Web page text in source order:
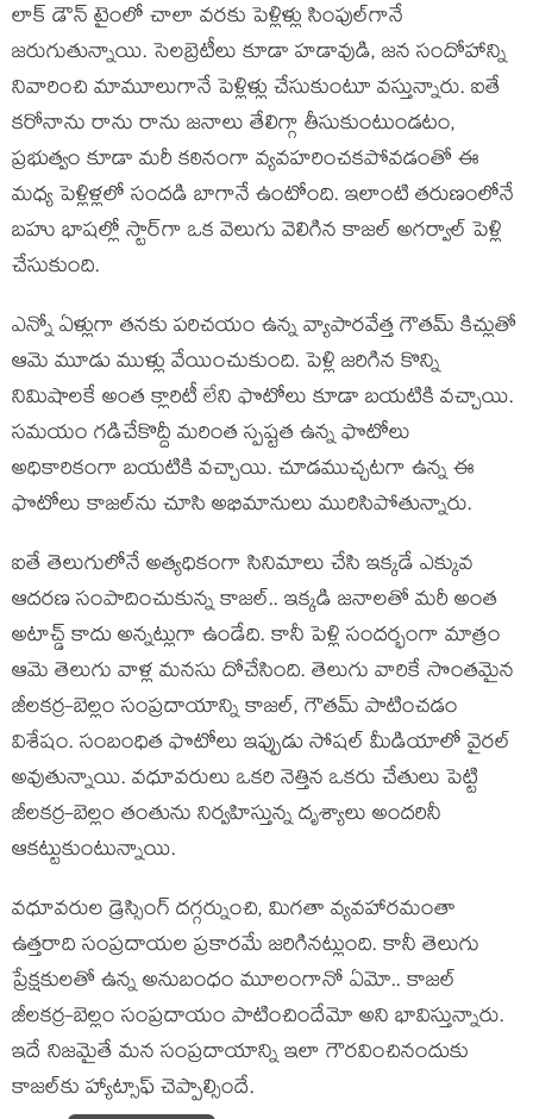
లాక్ డౌన్ టైంలో చాలా వరకు పెళ్లిళ్లు సింపుల్‌గానే
జరుగుతున్నాయి. సెలబ్రెటీలు కూడా హడావుడి, జన సందోహాన్ని
నివారించి మామూలుగానే పెళ్లిళ్లు చేసుకుంటూ వస్తున్నారు. ఐతే
కరోనాను రాను రాను జనాలు తేలిగ్గా తీసుకుంటుండటం,
ప్రభుత్వం కూడా మరీ కఠినంగా వ్యవహరించకపోవడంతో ఈ
మధ్య పెళ్లిళ్లలో సందడి బాగానే ఉంటోంది. ఇలాంటి తరుణంలోనే
బహు భాషల్లో స్టార్‌గా ఒక వెలుగు వెలిగిన కాజల్ అగర్వాల్ పెళ్లి
చేసుకుంది.
ఎన్నో ఏళ్లుగా తనకు పరిచయం ఉన్న వ్యాపారవేత్త గౌతమ్ కిచ్లుతో
ఆమె మూడు ముళ్లు వేయించుకుంది. పెళ్లి జరిగిన కొన్ని
నిమిషాలకే అంత క్లారిటీ లేని ఫొటోలు కూడా బయటికి వచ్చాయి.
సమయం గడిచేకొద్దీ మరింత స్పష్టత ఉన్న ఫొటోలు
అధికారికంగా బయటికి వచ్చాయి. చూడముచ్చటగా ఉన్న ఈ
ఫొటోలు కాజల్‌ను చూసి అభిమానులు మురిసిపోతున్నారు.
ఐతే తెలుగులోనే అత్యధికంగా సినిమాలు చేసి ఇక్కడే ఎక్కువ
ఆదరణ సంపాదించుకున్న కాజల్.. ఇక్కడి జనాలతో మరీ అంత
అటాచ్డ్ కాదు అన్నట్లుగా ఉండేది. కానీ పెళ్లి సందర్భంగా మాత్రం
ఆమె తెలుగు వాళ్ల మనసు దోచేసింది. తెలుగు వారికే సొంతమైన
జీలకర్ర-బెల్లం సంప్రదాయాన్ని కాజల్, గౌతమ్ పాటించడం
విశేషం. సంబంధిత ఫొటోలు ఇప్పుడు సోషల్ మీడియాలో వైరల్
అవుతున్నాయి. వధూవరులు ఒకరి నెత్తిన ఒకరు చేతులు పెట్టి
జీలకర్ర-బెల్లం తంతును నిర్వహిస్తున్న దృశ్యాలు అందరినీ
ఆకట్టుకుంటున్నాయి.
వధూవరుల డ్రెస్సింగ్ దగ్గర్నుంచి, మిగతా వ్యవహారమంతా
ఉత్తరాది సంప్రదాయల ప్రకారమే జరిగినట్లుంది. కానీ తెలుగు
ప్రేక్షకులతో ఉన్న అనుబంధం మూలంగానో ఏమో.. కాజల్
జీలకర్ర-బెల్లం సంప్రదాయం పాటించిందేమో అని భావిస్తున్నారు.
ఇదే నిజమైతే మన సంప్రదాయాన్ని ఇలా గౌరవించినందుకు
కాజల్‌కు హ్యాట్సాఫ్ చెప్పాల్సిందే.